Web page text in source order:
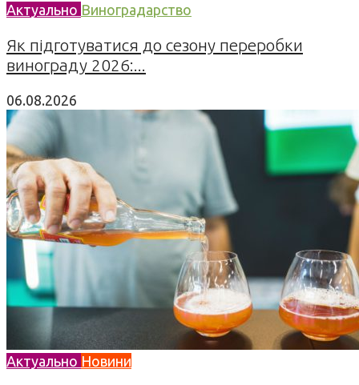
Актуально Виноградарство
Як підготуватися до сезону переробки
винограду 2026:...
06.08.2026
Актуально Новини